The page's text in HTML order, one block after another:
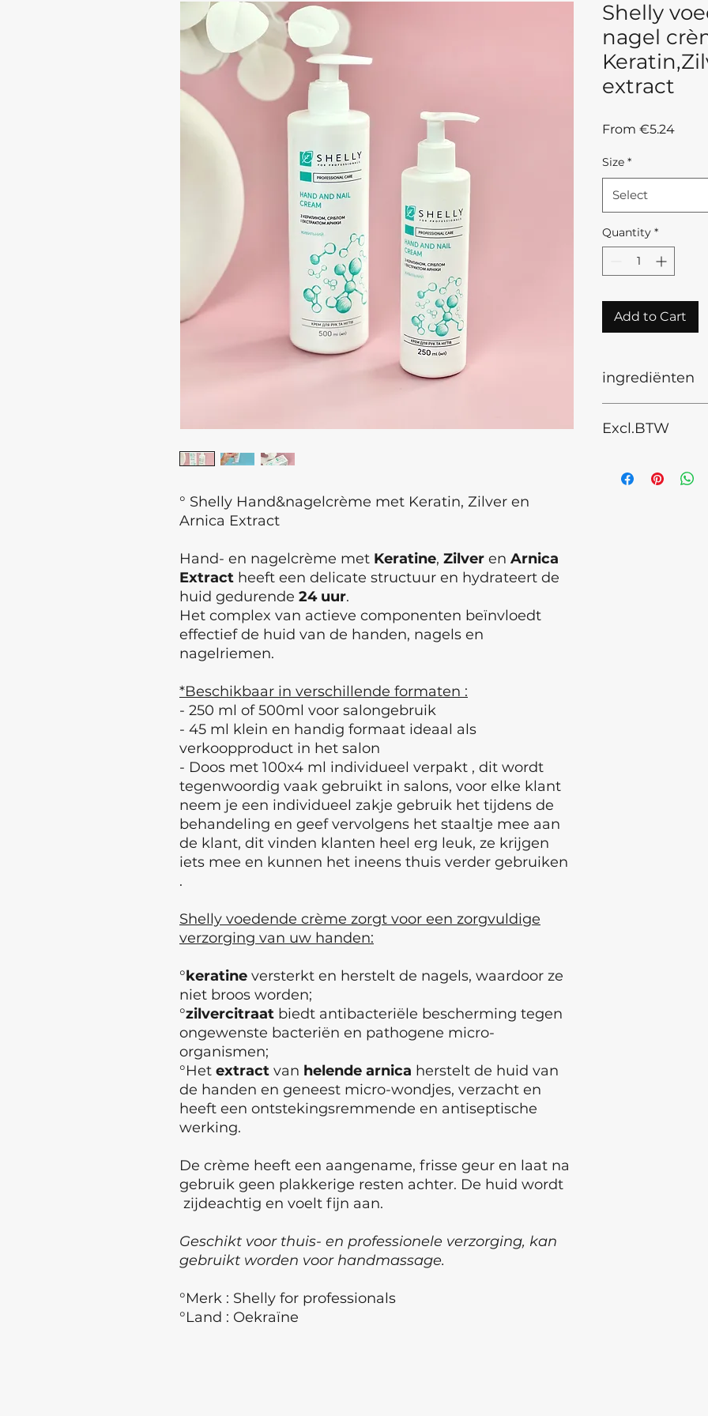
° Shelly Hand&nagelcrème met Keratin, Zilver en
Arnica Extract
Hand- en nagelcrème met Keratine, Zilver en Arnica
Extract heeft een delicate structuur en hydrateert de
huid gedurende 24 uur.
Het complex van actieve componenten beïnvloedt
effectief de huid van de handen, nagels en
nagelriemen.
*Beschikbaar in verschillende formaten :
- 250 ml of 500ml voor salongebruik
- 45 ml klein en handig formaat ideaal als
verkoopproduct in het salon
- Doos met 100x4 ml individueel verpakt , dit wordt
tegenwoordig vaak gebruikt in salons, voor elke klant
neem je een individueel zakje gebruik het tijdens de
behandeling en geef vervolgens het staaltje mee aan
de klant, dit vinden klanten heel erg leuk, ze krijgen
iets mee en kunnen het ineens thuis verder gebruiken
.
Shelly voedende crème zorgt voor een zorgvuldige
verzorging van uw handen:
°keratine versterkt en herstelt de nagels, waardoor ze
niet broos worden;
°zilvercitraat biedt antibacteriële bescherming tegen
ongewenste bacteriën en pathogene micro-
organismen;
°Het extract van helende arnica herstelt de huid van
de handen en geneest micro-wondjes, verzacht en
heeft een ontstekingsremmende en antiseptische
werking.
De crème heeft een aangename, frisse geur en laat na
gebruik geen plakkerige resten achter. De huid wordt
zijdeachtig en voelt fijn aan.
Geschikt voor thuis- en professionele verzorging, kan
gebruikt worden voor handmassage.
°Merk : Shelly for professionals
°Land : Oekraïne
Shelly
nagel
extract
From €5.24Sale
Size *
Select
Quantity *
Add to Cart
ingrediënten
Polysorbate 60,
Phenoxyethanol,
Excl.BTW